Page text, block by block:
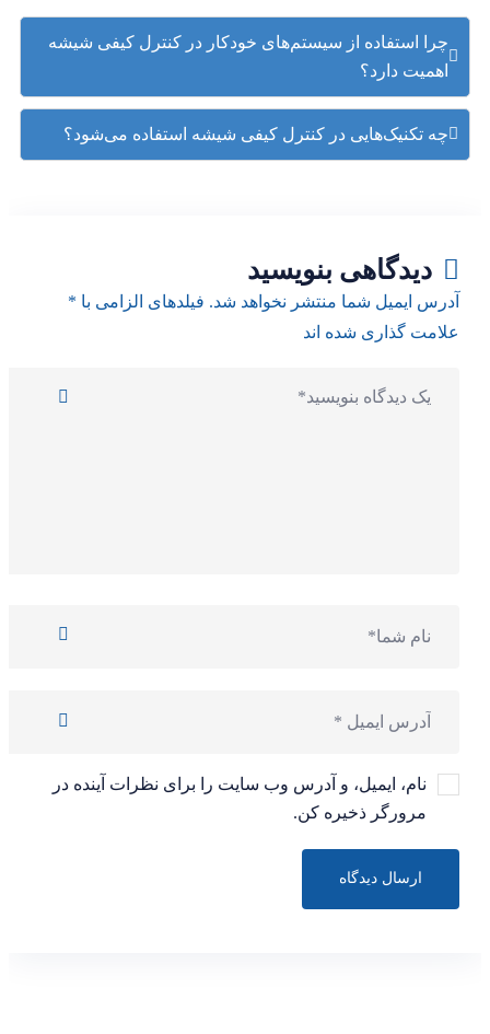
چرا استفاده از سیستم‌های خودکار در کنترل کیفی شیشه
اهمیت دارد؟
چه تکنیک‌هایی در کنترل کیفی شیشه استفاده می‌شود؟
دیدگاهی بنویسید
آدرس ایمیل شما منتشر نخواهد شد. فیلدهای الزامی با *
علامت گذاری شده اند
نام، ایمیل، و آدرس وب سایت را برای نظرات آینده در
مرورگر ذخیره کن.
ارسال دیدگاه